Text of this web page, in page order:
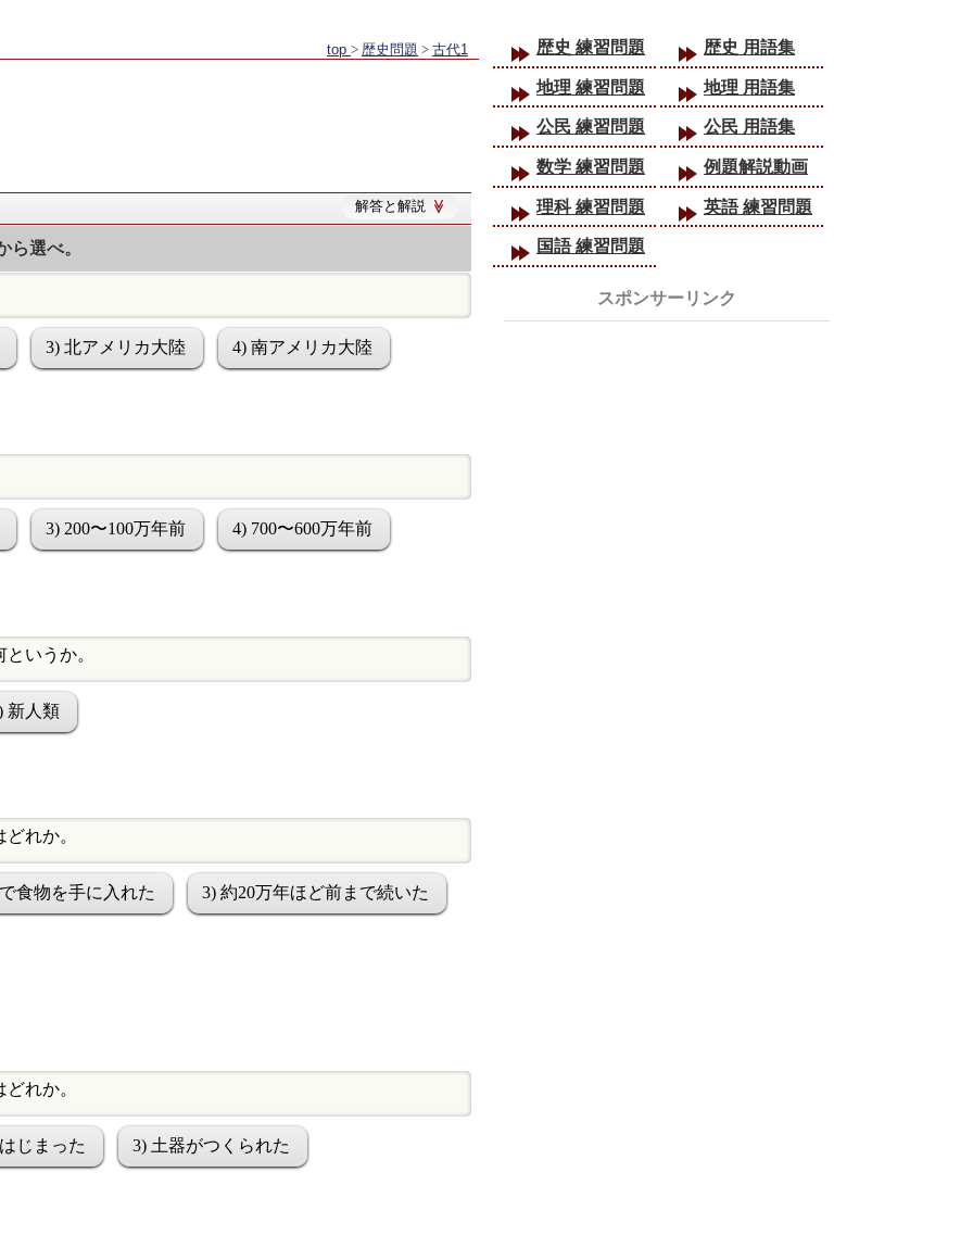
top > 歴史問題 > 古代1 歴史 練習問題 歴史 用語集
地理 練習問題 地理 用語集
公民 練習問題 公民 用語集
数学 練習問題 例題解説動画
理科 練習問題 英語 練習問題
国語 練習問題
解答と解説
選べ。
3) 北アメリカ大陸 4) 南アメリカ大陸
3) 200〜100万年前 4) 700〜600万年前
いうか。
新人類
れか。
食物を手に入れた 3) 約20万年ほど前まで続いた
れか。
じまった 3) 土器がつくられた